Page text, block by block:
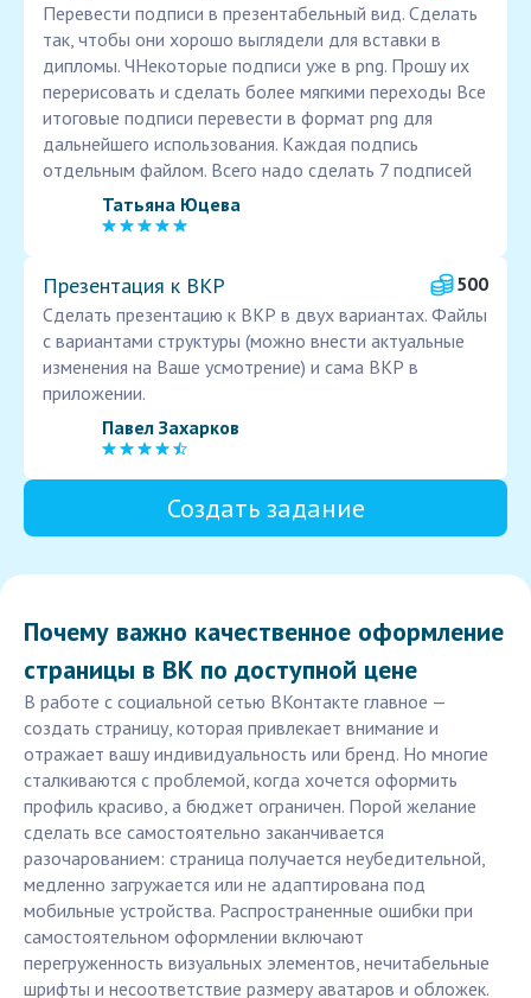
Перевести подписи в презентабельный вид. Сделать
так, чтобы они хорошо выглядели для вставки в
дипломы. ЧНекоторые подписи уже в png. Прошу их
перерисовать и сделать более мягкими переходы Все
итоговые подписи перевести в формат png для
дальнейшего использования. Каждая подпись
отдельным файлом. Всего надо сделать 7 подписей
Татьяна Юцева
Презентация к ВКР
500
Сделать презентацию к ВКР в двух вариантах. Файлы
с вариантами структуры (можно внести актуальные
изменения на Ваше усмотрение) и сама ВКР в
приложении.
Павел Захарков
Создать задание
Почему важно качественное оформление
страницы в ВК по доступной цене
В работе с социальной сетью ВКонтакте главное —
создать страницу, которая привлекает внимание и
отражает вашу индивидуальность или бренд. Но многие
сталкиваются с проблемой, когда хочется оформить
профиль красиво, а бюджет ограничен. Порой желание
сделать все самостоятельно заканчивается
разочарованием: страница получается неубедительной,
медленно загружается или не адаптирована под
мобильные устройства. Распространенные ошибки при
самостоятельном оформлении включают
перегруженность визуальных элементов, нечитабельные
шрифты и несоответствие размеру аватаров и обложек.